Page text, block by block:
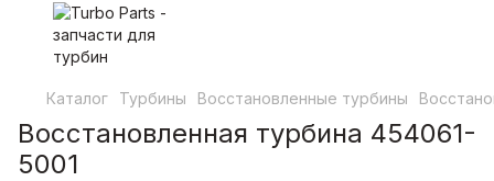
Каталог Турбины Восстановленные турбины
Восстановленная турбина 454061-
5001